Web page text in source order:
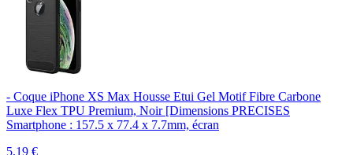
- Coque iPhone XS Max Housse Etui Gel Motif Fibre Carbone
Luxe Flex TPU Premium, Noir [Dimensions PRECISES
Smartphone : 157.5 x 77.4 x 7.7mm, écran
5,19 €